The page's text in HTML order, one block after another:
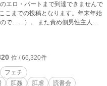
エロ・パートまで到達できませんで
までの投稿となります。年末年始
め側男性主人公
して不適切かもしれませんが……。
わけではないのですがまぁいろいろ
間も狭く、自分のその狭い経験のな
がエロ・パートへの触りになってい
ちらのほうからお試しください。
位 / 66,320件
フェチ
肛姦 肛虐
読書会